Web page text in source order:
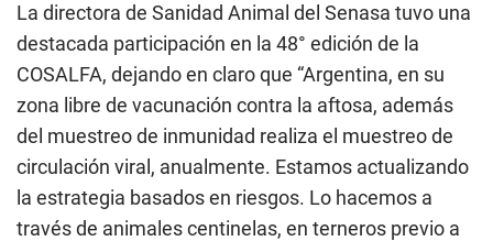
La directora de Sanidad Animal del Senasa tuvo una
destacada participación en la 48° edición de la
COSALFA, dejando en claro que “Argentina, en su
zona libre de vacunación contra la aftosa, además
del muestreo de inmunidad realiza el muestreo de
circulación viral, anualmente. Estamos actualizando
la estrategia basados en riesgos. Lo hacemos a
través de animales centinelas, en terneros previo a